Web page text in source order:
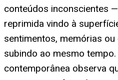
conteúdos inconscientes
reprimida vindo à
sentimentos, memórias
subindo ao mesmo
contemporânea observa